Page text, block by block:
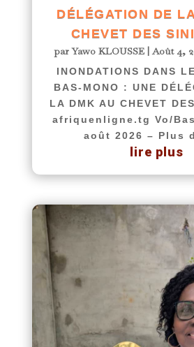
DÉLÉGATION DE
CHEVET DES
parYawo KLOUSSE|Août 4,
INONDATIONS DANS
BAS-MONO : UNE
LA DMK AU CHEVET
afriquenligne.tg Vo/
août 2026 – Plus
lire plus